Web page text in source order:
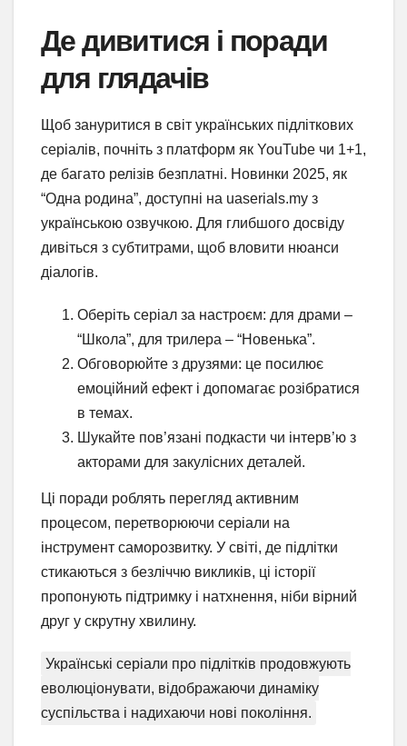
Де дивитися і поради
для глядачів
Щоб зануритися в світ українських підліткових
серіалів, почніть з платформ як YouTube чи 1+1,
де багато релізів безплатні. Новинки 2025, як
“Одна родина”, доступні на uaserials.my з
українською озвучкою. Для глибшого досвіду
дивіться з субтитрами, щоб вловити нюанси
діалогів.
Оберіть серіал за настроєм: для драми –
“Школа”, для трилера – “Новенька”.
Обговорюйте з друзями: це посилює
емоційний ефект і допомагає розібратися
в темах.
Шукайте пов’язані подкасти чи інтерв’ю з
акторами для закулісних деталей.
Ці поради роблять перегляд активним
процесом, перетворюючи серіали на
інструмент саморозвитку. У світі, де підлітки
стикаються з безліччю викликів, ці історії
пропонують підтримку і натхнення, ніби вірний
друг у скрутну хвилину.
Українські серіали про підлітків продовжують
еволюціонувати, відображаючи динаміку
суспільства і надихаючи нові покоління.